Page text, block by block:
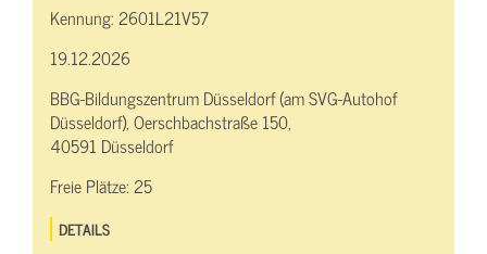
Kennung:2601L21V57
19.12.2026
BBG-Bildungszentrum Düsseldorf (am SVG-Autohof
Düsseldorf), Oerschbachstraße 150,
40591 Düsseldorf
Freie Plätze:25
DETAILS